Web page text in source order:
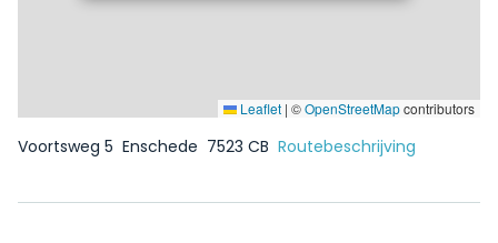
Leaflet | ©OpenStreetMapcontributors
Voortsweg 5 Enschede 7523 CB Routebeschrijving